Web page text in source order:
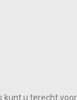
kunt u terecht